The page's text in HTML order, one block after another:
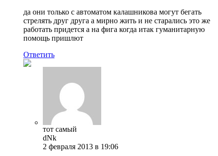
да они только с автоматом калашникова могут бегать
стрелять друг друга а мирно жить и не старались это же
работать придется а на фига когда итак гуманитарную
помощь пришлют
Ответить
тот самый
dNk
2 февраля 2013 в 19:06